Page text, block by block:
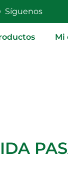
Síguenos
Mi